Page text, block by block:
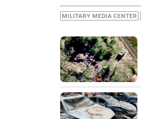
MILITARY MEDIA CENTER